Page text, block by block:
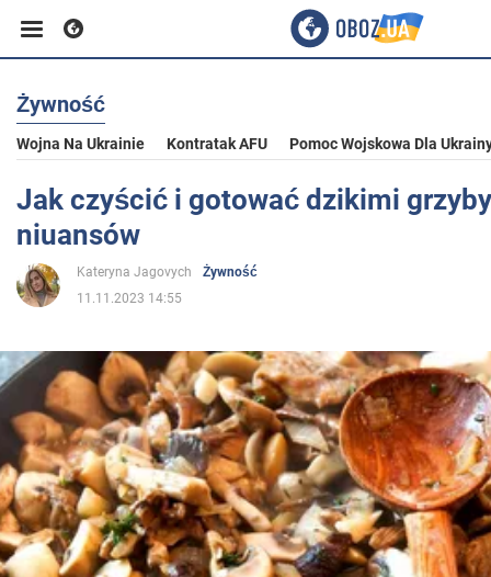
Biznes
Sport
Rozrywka
Polityka
Społeczeństwo
Wojna na Ukrainie
Żywność
Wojna Na Ukrainie Kontratak AFU Pomoc Wojskowa Dla
Jak czyścić i gotować dzikimi
niuansów
Kateryna Jagovych
Żywność
11.11.2023 14:55